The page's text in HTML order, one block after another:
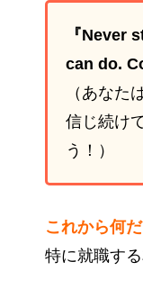
『Never
can do.
（あなた
信じ続け
う！）
これから何
特に就職す